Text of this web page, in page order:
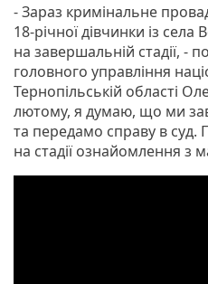
- Зараз кримінальне
18-річної дівчинки із
на завершальній стадії, -
головного управління
Тернопільській області
лютому, я думаю, що ми
та передамо справу в суд.
на стадії ознайомлення з